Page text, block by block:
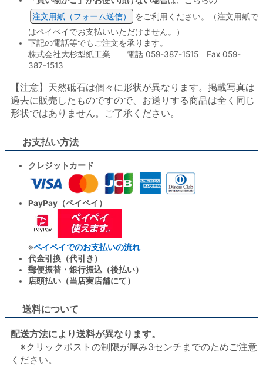
注文用紙（フォーム送信）
をご利用ください。（注文用紙で
はペイペイでお支払いいただけません。）
下記の電話等でもご注文を承ります。
株式会社大杉型紙工業 電話 059-387-1515 Fax 059-
387-1513
【注意】天然砥石は個々に形状が異なります。掲載写真は
過去に販売したものですので、お送りする商品は全く同じ
形状ではありません。ご了承ください。
お支払い方法
クレジットカード
PayPay（ペイペイ）
※ペイペイでのお支払いの流れ
代金引換（代引き）
郵便振替・銀行振込（後払い）
店頭払い（当店実店舗にて）
送料について
配送方法により送料が異なります。
※クリックポストの制限が厚み3センチまでのためご注意
ください。